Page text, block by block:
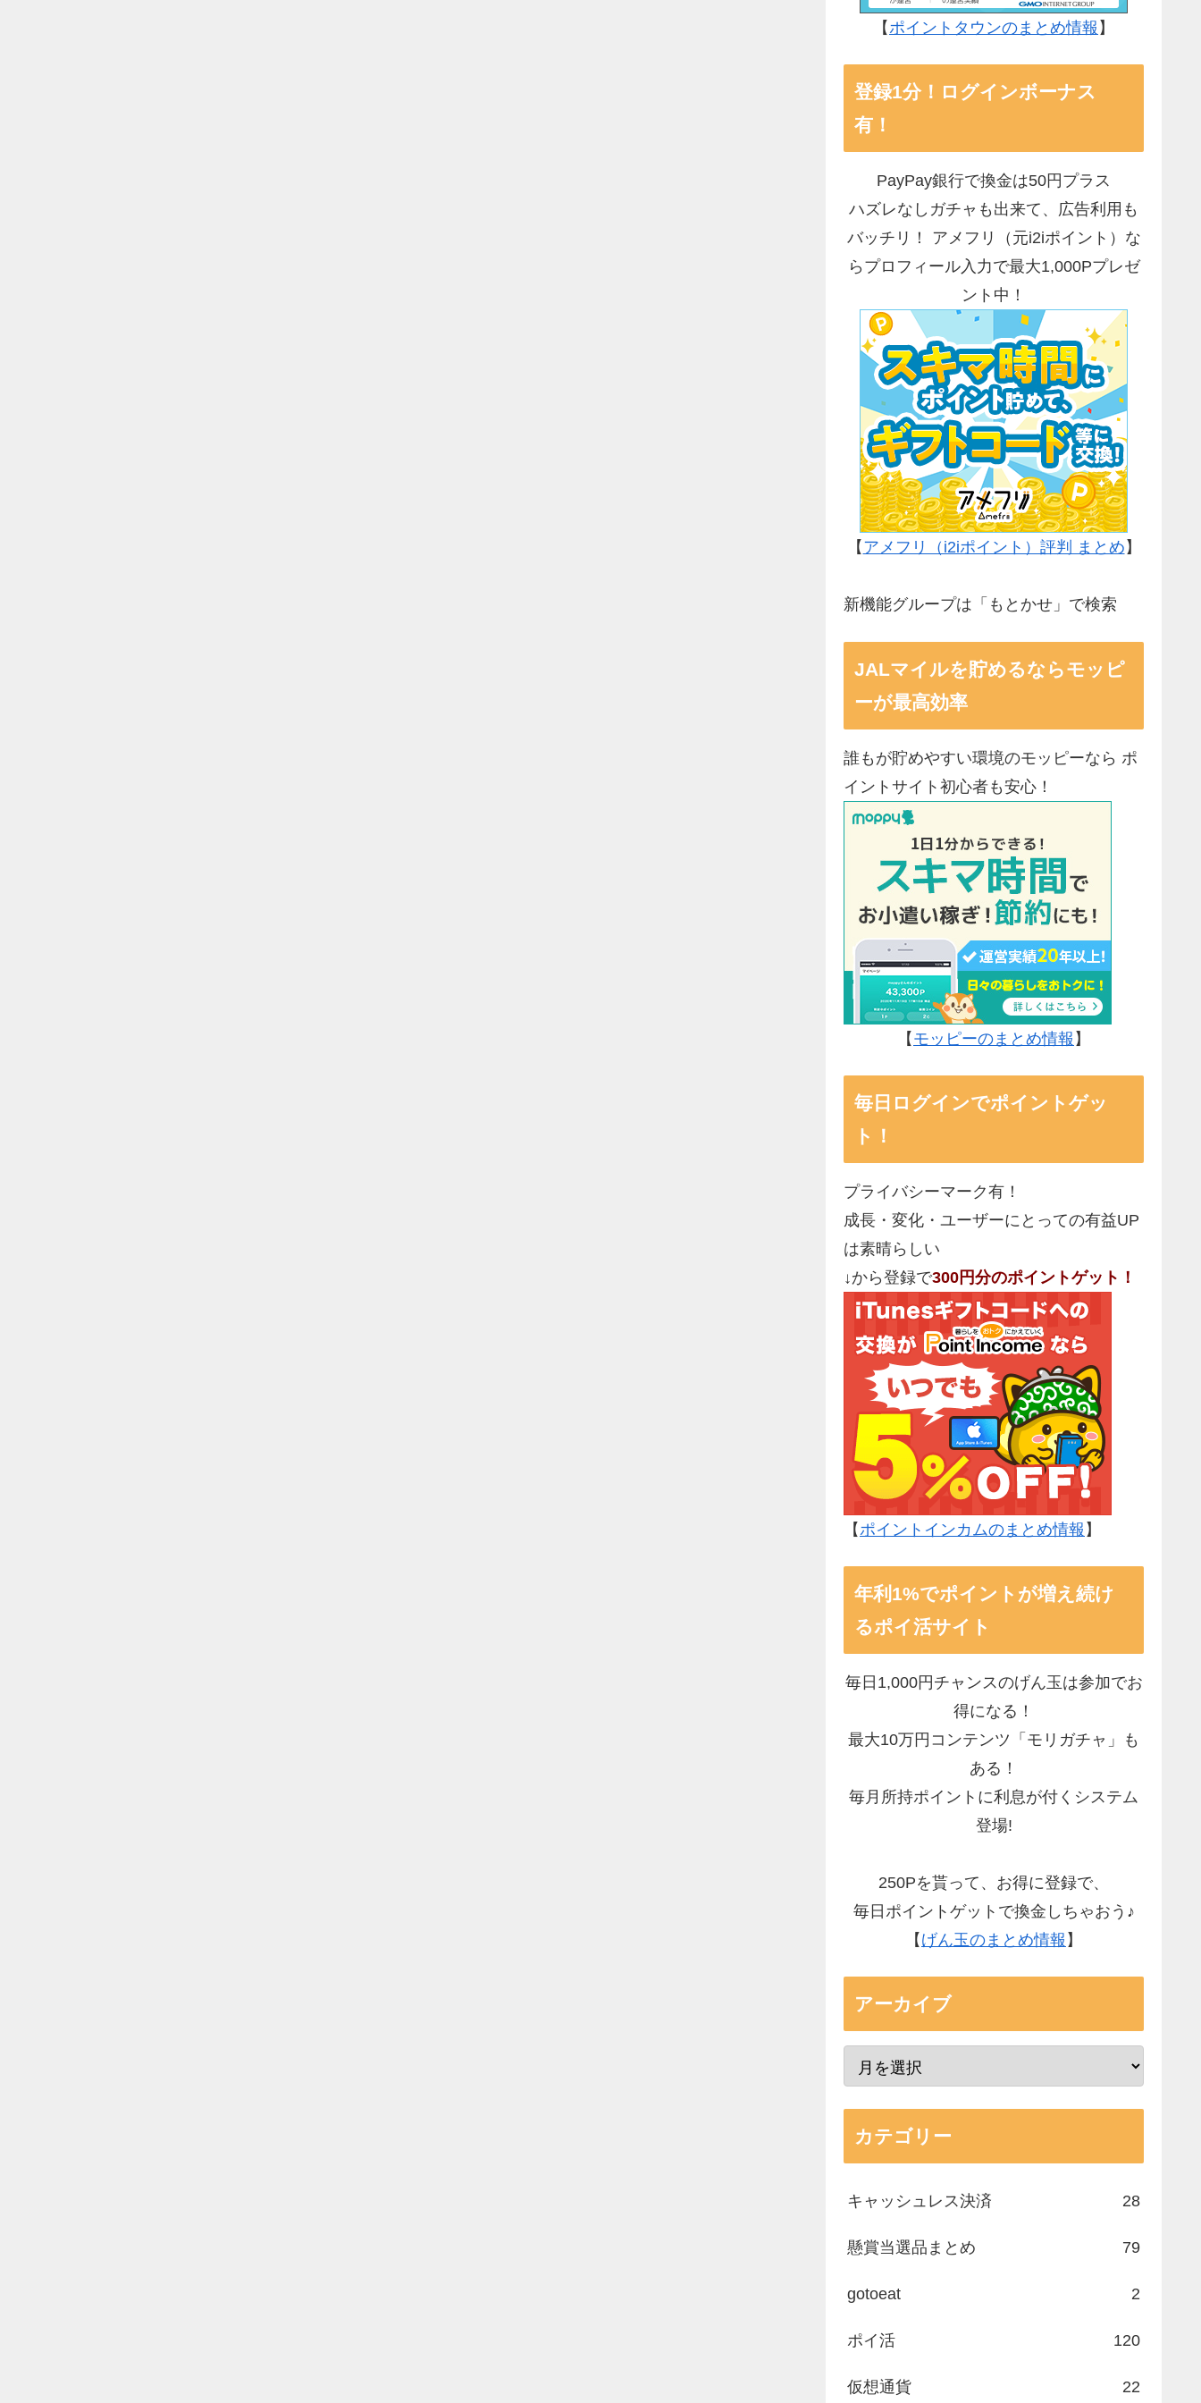
【ポイントタウンのまとめ情報 】
登録1分！ログインボーナス
有！
PayPay銀行で換金は50円プラス
ハズレなしガチャも出来て、広告利用も
バッチリ！ アメフリ（元i2iポイント）な
らプロフィール入力で最大1,000Pプレゼ
ント中！
【 アメフリ（i2iポイント）評判 まとめ 】
新機能グループは「もとかせ」で検索
JALマイルを貯めるならモッピ
ーが最高効率
誰もが貯めやすい環境のモッピーなら ポ
イントサイト初心者も安心！
【 モッピーのまとめ情報 】
毎日ログインでポイントゲッ
ト！
プライバシーマーク有！
成長・変化・ユーザーにとっての有益UP
は素晴らしい
↓から登録で300円分のポイントゲット！
【 ポイントインカムのまとめ情報 】
年利1%でポイントが増え続け
るポイ活サイト
毎日1,000円チャンスのげん玉は参加でお
得になる！
最大10万円コンテンツ「モリガチャ」も
ある！
毎月所持ポイントに利息が付くシステム
登場!
250Pを貰って、お得に登録で、
毎日ポイントゲットで換金しちゃおう♪
【 げん玉のまとめ情報 】
アーカイブ
カテゴリー
キャッシュレス決済 28
懸賞当選品まとめ 79
gotoeat 2
ポイ活 120
仮想通貨 22